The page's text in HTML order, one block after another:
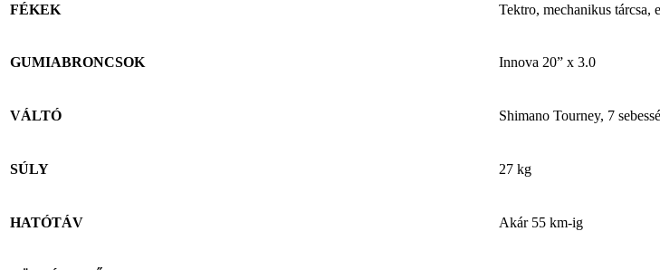
FÉKEK Tektro, mechanikus tárcsa,
GUMIABRONCSOK Innova 20” x 3.0
VÁLTÓ Shimano Tourney, 7
SÚLY 27 kg
HATÓTÁV Akár 55 km-ig